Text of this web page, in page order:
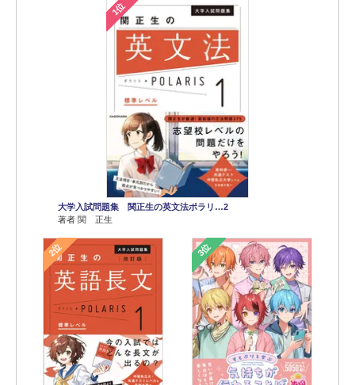
1位
大学入試問題集 関正生の英文法ポラリ…2
著者 関 正生
2位 3位